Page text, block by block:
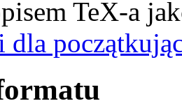
TeX-a
dla